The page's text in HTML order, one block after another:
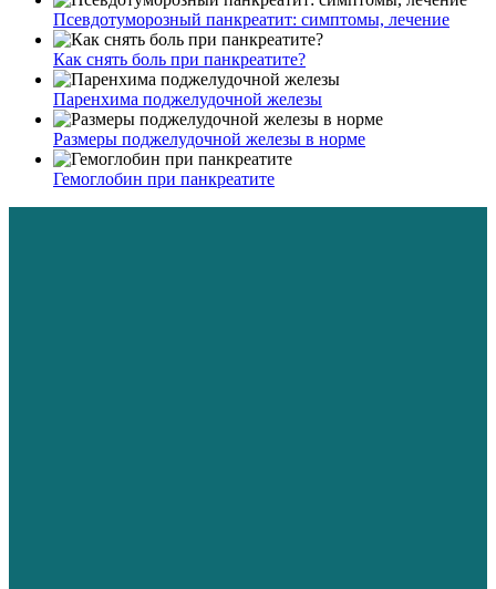
Псевдотуморозный панкреатит: симптомы, лечение
Как снять боль при панкреатите?
Паренхима поджелудочной железы
Размеры поджелудочной железы в норме
Гемоглобин при панкреатите